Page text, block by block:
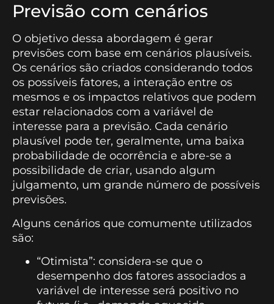
Previsão com cenários
O objetivo dessa abordagem é gerar
previsões com base em cenários plausíveis.
Os cenários são criados considerando todos
os possíveis fatores, a interação entre os
mesmos e os impactos relativos que podem
estar relacionados com a variável de
interesse para a previsão. Cada cenário
plausível pode ter, geralmente, uma baixa
probabilidade de ocorrência e abre-se a
possibilidade de criar, usando algum
julgamento, um grande número de possíveis
previsões.
Alguns cenários que comumente utilizados
são:
“Otimista”: considera-se que o
desempenho dos fatores associados a
variável de interesse será positivo no